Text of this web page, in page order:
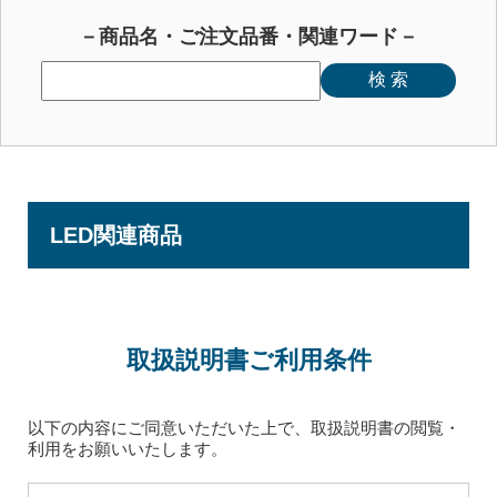
－商品名・ご注文品番・関連ワード－
LED関連商品
取扱説明書ご利⽤条件
以下の内容にご同意いただいた上で、取扱説明書の閲覧・
利用をお願いいたします。